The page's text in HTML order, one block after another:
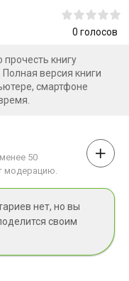
0 голосов
книгу
Полная версия книги
смартфоне
50
модерацию.
нет, но вы
своим